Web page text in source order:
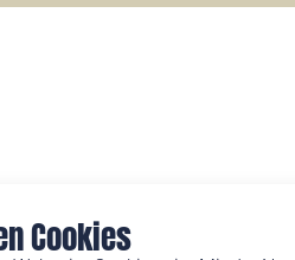
Cookies